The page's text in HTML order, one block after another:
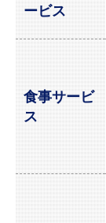
ービス
食事サービ
ス